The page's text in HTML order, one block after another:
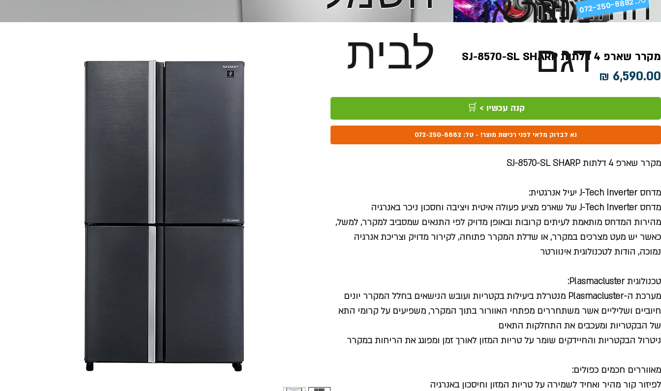
לבית
מוצר או
דגם
לבית
מקרר שארפ 4 דלתות SJ-8570-SL SHARP
מחיר
קנה עכשיו > 🛒
נא לבדוק מלאי לפני רכישת מוצר! - טל: 072-250-8882
מקרר שארפ 4 דלתות SJ-8570-SL SHARP
מדחס J-Tech Inverter יעיל אנרגטית:
מדחס J-Tech Inverter של שארפ מציע פעולה איטית ויציבה וחסכון ניכר באנרגיה
מהירות המדחס מותאמת לעיתים קרובות ובאופן מדויק לפי התנאים שמסביב למקרר, למשל,
כאשר יש מעט מצרכים במקרר, או שדלת המקרר פתוחה, לקירור מדויק וצריכת אנרגיה
נמוכה, הודות לטכנולוגית אינוורטר
טכנולוגית Plasmacluster:
מערכת ה-Plasmacluster מנטרלת ביעילות בקטריות ועובש הנישאים בחלל המקרר יונים
חיוביים ושליליים אשר משתחררים מפתחי האוורור בתוך המקרר, משפיעים על קרומי התא
של הבקטריות ומעכבים את התחלקות התאים
ניטרול הבקטריות והחיידקים שומר על טריות המזון לאורך זמן ומפוגג את הריחות במקרר
מאווררים חכמים כפולים:
לפיזור קור מהיר ואחיד לשמירה על טריות המזון וחיסכון באנרגיה
072-250-8882 .